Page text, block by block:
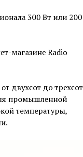
300 Вт или 200
магазине Radio
двухсот до трехсот
промышленной
температуры,